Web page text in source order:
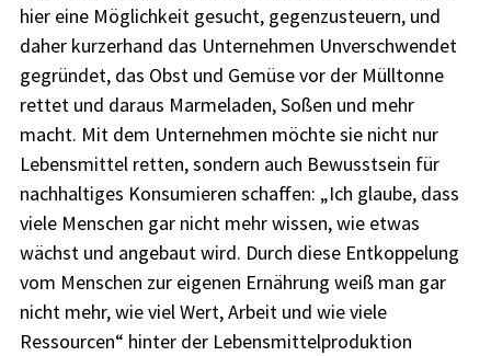
hier eine Möglichkeit gesucht, gegenzusteuern, und
daher kurzerhand das Unternehmen Unverschwendet
gegründet, das Obst und Gemüse vor der Mülltonne
rettet und daraus Marmeladen, Soßen und mehr
macht. Mit dem Unternehmen möchte sie nicht nur
Lebensmittel retten, sondern auch Bewusstsein für
nachhaltiges Konsumieren schaffen: „Ich glaube, dass
viele Menschen gar nicht mehr wissen, wie etwas
wächst und angebaut wird. Durch diese Entkoppelung
vom Menschen zur eigenen Ernährung weiß man gar
nicht mehr, wie viel Wert, Arbeit und wie viele
Ressourcen“ hinter der Lebensmittelproduktion